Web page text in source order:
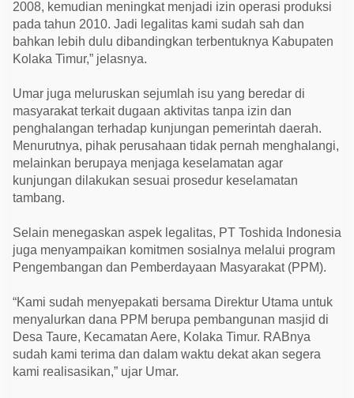
S
a
m
a
d
g
a
n
P
e
d
a
i
m
2008, kemudian meningkat menjadi izin operasi produksi
pada tahun 2010. Jadi legalitas kami sudah sah dan
bahkan lebih dulu dibandingkan terbentuknya Kabupaten
Kolaka Timur,” jelasnya.
Umar juga meluruskan sejumlah isu yang beredar di
masyarakat terkait dugaan aktivitas tanpa izin dan
penghalangan terhadap kunjungan pemerintah daerah.
Menurutnya, pihak perusahaan tidak pernah menghalangi,
melainkan berupaya menjaga keselamatan agar
kunjungan dilakukan sesuai prosedur keselamatan
tambang.
Selain menegaskan aspek legalitas, PT Toshida Indonesia
juga menyampaikan komitmen sosialnya melalui program
Pengembangan dan Pemberdayaan Masyarakat (PPM).
“Kami sudah menyepakati bersama Direktur Utama untuk
menyalurkan dana PPM berupa pembangunan masjid di
Desa Taure, Kecamatan Aere, Kolaka Timur. RABnya
sudah kami terima dan dalam waktu dekat akan segera
kami realisasikan,” ujar Umar.